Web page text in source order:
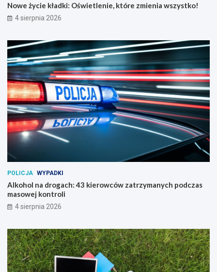
Nowe życie kładki: Oświetlenie, które zmienia wszystko!
4 sierpnia 2026
POLICJA WYPADKI
Alkohol na drogach: 43 kierowców zatrzymanych podczas
masowej kontroli
4 sierpnia 2026